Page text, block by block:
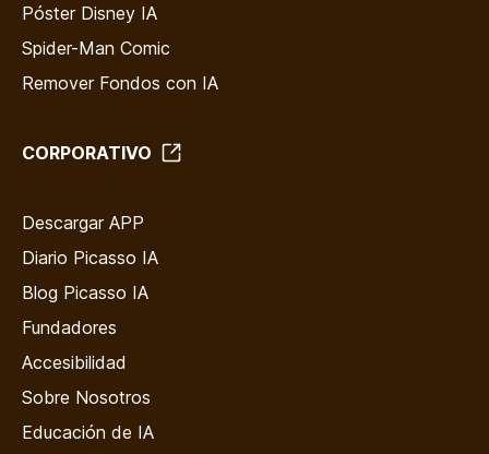
Póster Disney IA
Spider-Man Comic
Remover Fondos con IA
CORPORATIVO
Descargar APP
Diario Picasso IA
Blog Picasso IA
Fundadores
Accesibilidad
Sobre Nosotros
Educación de IA